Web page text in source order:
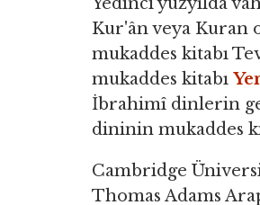
Kur'ân veya Kuran
mukaddes kitabı
mukaddes kitabı
İbrahimî dinlerin
dininin mukaddes
Cambridge
Thomas Adams